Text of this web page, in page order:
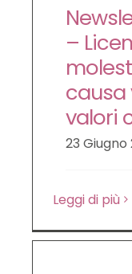
–
causa
valori
23 Giugno
Leggi di più